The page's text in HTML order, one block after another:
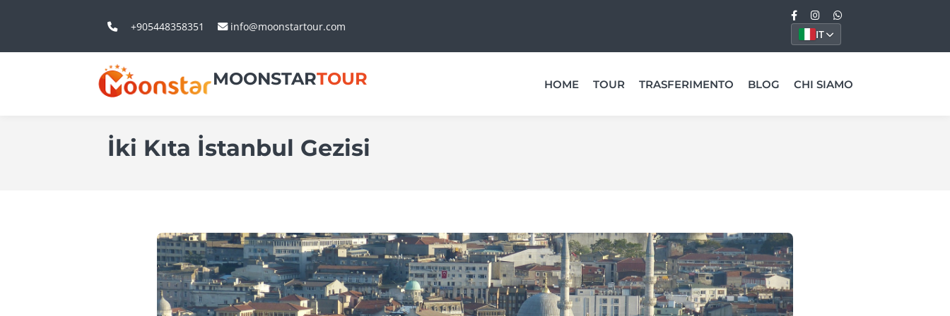
+905448358351 info@moonstartour.com
IT
MOONSTARTOUR HOME TOUR TRASFERIMENTO BLOG CHI SIAMO
İki Kıta İstanbul Gezisi